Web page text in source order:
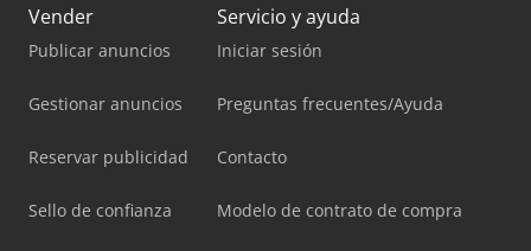
Vender
Publicar anuncios
Gestionar anuncios
Reservar publicidad
Sello de confianza
Servicio y ayuda
Iniciar sesión
Preguntas frecuentes/Ayuda
Contacto
Modelo de contrato de compra